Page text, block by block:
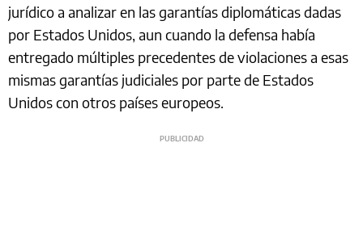
jurídico a analizar en las garantías diplomáticas dadas
por Estados Unidos, aun cuando la defensa había
entregado múltiples precedentes de violaciones a esas
mismas garantías judiciales por parte de Estados
Unidos con otros países europeos.